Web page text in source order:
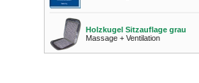
Holzkugel Sitzauflage grau
Massage + Ventilation